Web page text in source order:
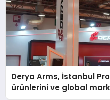
Derya Arms, İstanbul
ürünlerini ve global